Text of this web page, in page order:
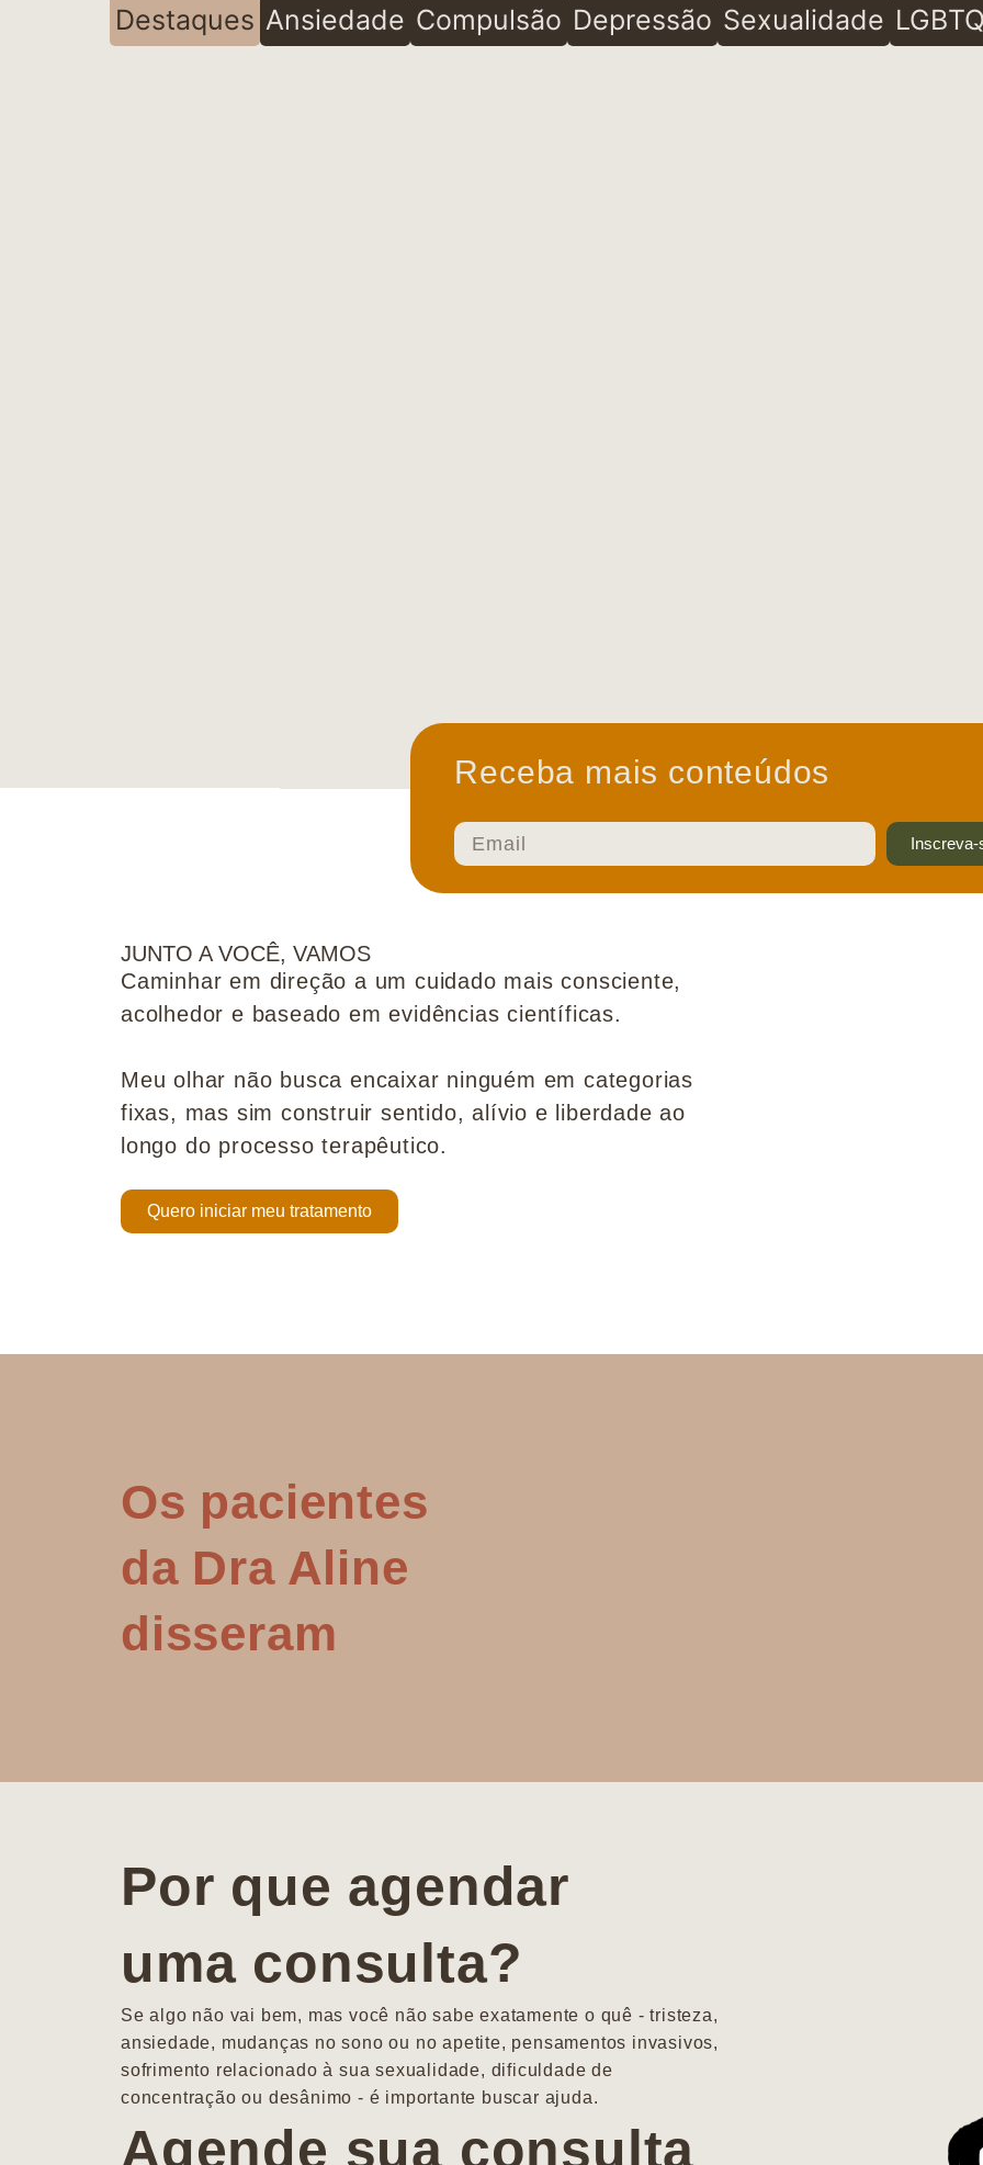
Destaques Ansiedade Compulsão Depressão Sexualidade
Receba mais conteúdos
Inscreva-
JUNTO A VOCÊ, VAMOS
Caminhar em direção a um cuidado mais consciente,
acolhedor e baseado em evidências científicas.
Meu olhar não busca encaixar ninguém em categorias
fixas, mas sim construir sentido, alívio e liberdade ao
longo do processo terapêutico.
Quero iniciar meu tratamento
Os pacientes
da Dra Aline
disseram
Por que agendar
uma consulta?
Se algo não vai bem, mas você não sabe exatamente o quê - tristeza,
ansiedade, mudanças no sono ou no apetite, pensamentos invasivos,
sofrimento relacionado à sua sexualidade, dificuldade de
concentração ou desânimo - é importante buscar ajuda.
Agende sua consulta